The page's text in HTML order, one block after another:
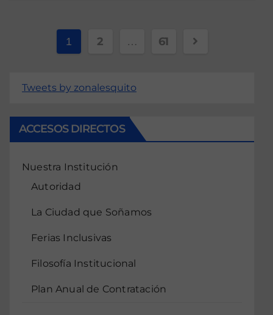
1 2 … 61
Tweets by zonalesquito
ACCESOS DIRECTOS
Nuestra Institución
Autoridad
La Ciudad que Soñamos
Ferias Inclusivas
Filosofía Institucional
Plan Anual de Contratación